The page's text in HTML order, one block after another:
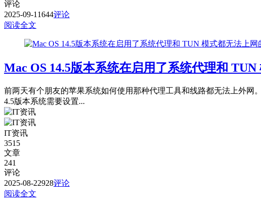
评论
2025-09-11644评论
阅读全文
Mac OS 14.5版本系统在启用了系统代理和
前两天有个朋友的苹果系统如何使用那种代理工具和线路都无法上外网
4.5版本系统需要设置...
IT资讯
3515
文章
241
评论
2025-08-22928评论
阅读全文